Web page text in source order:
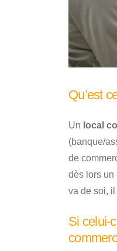
Qu’est
Un local
(banque/
de
dès lors un
va de soi,
Si celui-